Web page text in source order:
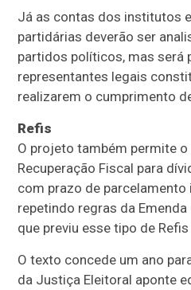
Já as contas dos institutos
partidárias deverão ser
partidos políticos, mas será
representantes legais
realizarem o cumprimento
Refis
O projeto também permite
Recuperação Fiscal para
com prazo de
repetindo regras da
que previu esse tipo de
O texto concede um ano
da Justiça Eleitoral aponte